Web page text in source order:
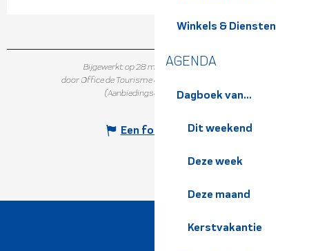
Winkels & Diensten
AGENDA
Dagboek van...
Dit weekend
Deze week
Deze maand
Kerstvakantie
Bijgewerkt op 28 maart 2026 in 08:26
door Office de Tourisme de Belledonne Chartreuse
(Aanbiedingscode :
411584)
Een fout melden